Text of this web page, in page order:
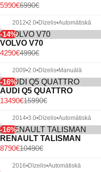
6990€
5990€
2012•2.0•Dīzelis•Automātiskā
-14%
VOLVO V70
4990€
4290€
2009•2.0•Dīzelis•Manuālā
-16%
AUDI Q5 QUATTRO
15990€
13490€
2014•3.0•Dīzelis•Automātiskā
-16%
RENAULT TALISMAN
10490€
8790€
2016•Dīzelis•Automātiskā